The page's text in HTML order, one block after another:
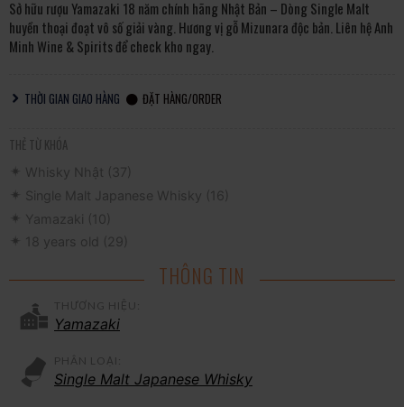
Sở hữu rượu Yamazaki 18 năm chính hãng Nhật Bản – Dòng Single Malt
huyền thoại đoạt vô số giải vàng. Hương vị gỗ Mizunara độc bản. Liên hệ Anh
Minh Wine & Spirits để check kho ngay.
THỜI GIAN GIAO HÀNG ĐẶT HÀNG/ORDER
THẺ TỪ KHÓA
Whisky Nhật (37)
Single Malt Japanese Whisky (16)
Yamazaki
(10)
18 years old (29)
THÔNG TIN
THƯƠNG HIỆU:
Yamazaki
PHÂN LOẠI:
Single Malt Japanese Whisky